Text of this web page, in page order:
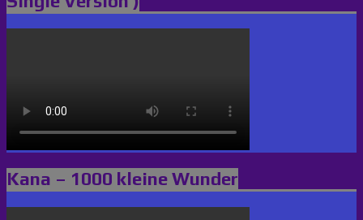
Kana – 1000 kleine Wunder